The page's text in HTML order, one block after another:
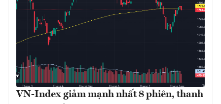
VN-Index giảm mạnh nhất 8 phiên, thanh